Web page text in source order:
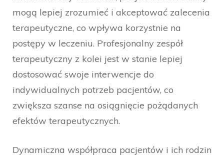
mogą lepiej zrozumieć i akceptować zalecenia
terapeutyczne, co wpływa korzystnie na
postępy w leczeniu. Profesjonalny zespół
terapeutyczny z kolei jest w stanie lepiej
dostosować swoje interwencje do
indywidualnych potrzeb pacjentów, co
zwiększa szanse na osiągnięcie pożądanych
efektów terapeutycznych.
Dynamiczna współpraca pacjentów i ich rodzin